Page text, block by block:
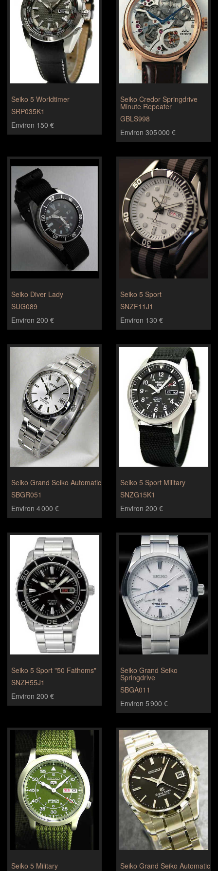
Seiko 5 Worldtimer
SRP035K1
Environ 150 €
Seiko Credor Springdrive
Minute Repeater
GBLS998
Environ 305 000 €
Seiko Diver Lady
SUG089
Environ 200 €
Seiko 5 Sport
SNZF11J1
Environ 130 €
Seiko Grand Seiko Automatic
SBGR051
Environ 4 000 €
Seiko 5 Sport Military
SNZG15K1
Environ 200 €
Seiko 5 Sport "50 Fathoms"
SNZH55J1
Environ 200 €
Seiko Grand Seiko
Springdrive
SBGA011
Environ 5 900 €
Seiko 5 Military
Seiko Grand Seiko Automatic